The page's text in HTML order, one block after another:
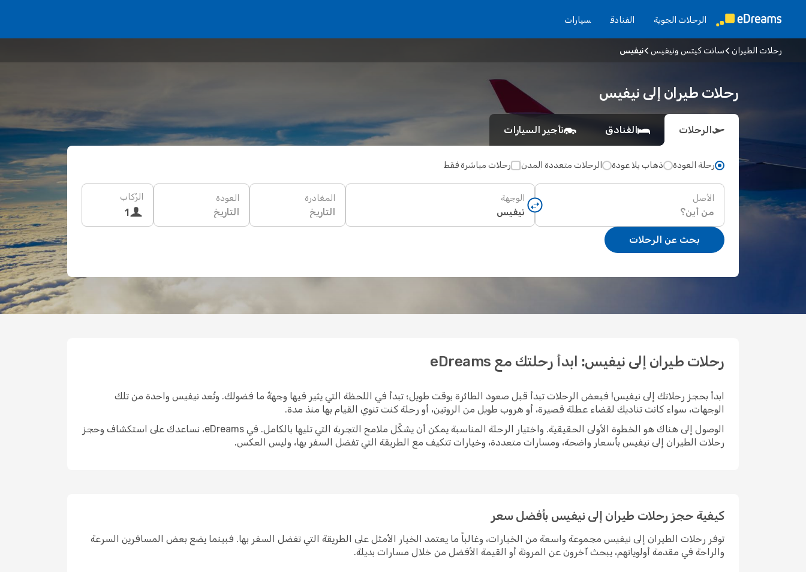
الرحلات الجوية الفنادق سيارات
رحلات الطيران سانت كيتس ونيفيس نيفيس
رحلات طيران إلى نيفيس
الرحلات الفنادق تأجير السيارات
رحلة العودة ذهاب بلا عودة الرحلات متعددة المدن رحلات مباشرة فقط
الأصل الوجهة المغادرة
التاريخ
العودة
التاريخ
الرُكاب
1
بحث عن الرحلات
رحلات طيران إلى نيفيس: ابدأ رحلتك مع eDreams
ابدأ بحجز رحلاتك إلى نيفيس! فبعض الرحلات تبدأ قبل صعود الطائرة بوقت طويل؛ تبدأ في اللحظة التي يثير فيها وجهةٌ ما فضولك. وتُعد نيفيس واحدة من تلك
الوجهات، سواء كانت تناديك لقضاء عطلة قصيرة، أو هروب طويل من الروتين، أو رحلة كنت تنوي القيام بها منذ مدة.
الوصول إلى هناك هو الخطوة الأولى الحقيقية. واختيار الرحلة المناسبة يمكن أن يشكّل ملامح التجربة التي تليها بالكامل. في eDreams، نساعدك على استكشاف وحجز
رحلات الطيران إلى نيفيس بأسعار واضحة، ومسارات متعددة، وخيارات تتكيف مع الطريقة التي تفضل السفر بها، وليس العكس.
كيفية حجز رحلات طيران إلى نيفيس بأفضل سعر
توفر رحلات الطيران إلى نيفيس مجموعة واسعة من الخيارات، وغالباً ما يعتمد الخيار الأمثل على الطريقة التي تفضل السفر بها. فبينما يضع بعض المسافرين السرعة
والراحة في مقدمة أولوياتهم، يبحث آخرون عن المرونة أو القيمة الأفضل من خلال مسارات بديلة.